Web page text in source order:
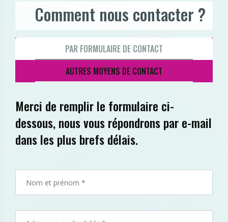
Comment nous contacter ?
PAR FORMULAIRE DE CONTACT
AUTRES MOYENS DE CONTACT
Merci de remplir le formulaire ci-
dessous, nous vous répondrons par e-mail
dans les plus brefs délais.